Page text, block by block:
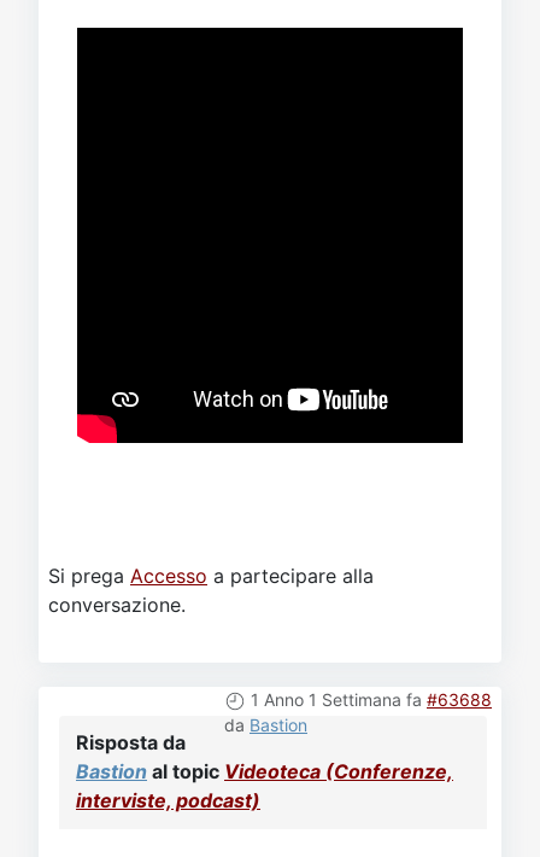
Si prega Accesso a partecipare alla
conversazione.
1 Anno 1 Settimana fa #63688
da Bastion
Risposta da
Bastion al topic Videoteca (Conferenze,
interviste, podcast)